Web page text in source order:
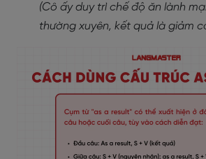
(Cô ấy duy trì chế độ ăn lành
thường xuyên, kết quả là giảm